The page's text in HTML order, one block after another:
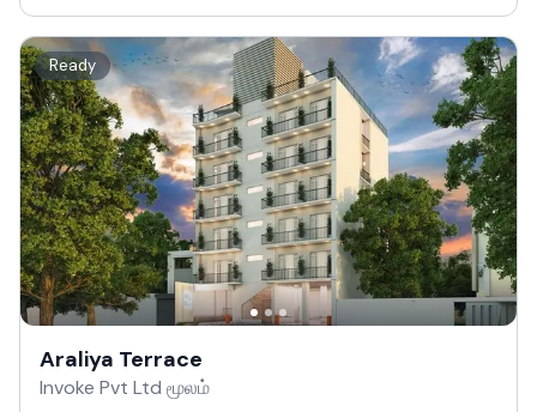
Ready
Araliya Terrace
Invoke Pvt Ltd மூலம்